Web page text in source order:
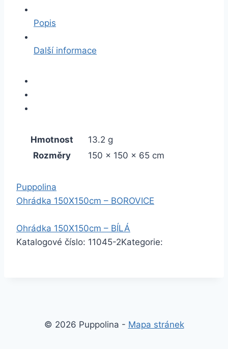
Popis
Další informace
Hmotnost
13.2 g
Rozměry
150 × 150 × 65 cm
Puppolina
Ohrádka 150X150cm – BOROVICE
Ohrádka 150X150cm – BÍLÁ
Katalogové číslo: 11045-2Kategorie:
© 2026 Puppolina - Mapa stránek